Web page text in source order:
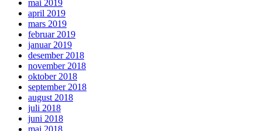
mai 2019
april 2019
mars 2019
februar 2019
januar 2019
desember 2018
november 2018
oktober 2018
september 2018
august 2018
juli 2018
juni 2018